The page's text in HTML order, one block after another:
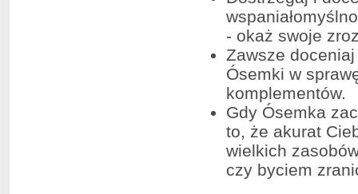
- okaż swoje
Zawsze
Ósemki w
komplementów.
Gdy Ósemka
to, że akurat
wielkich
czy byciem